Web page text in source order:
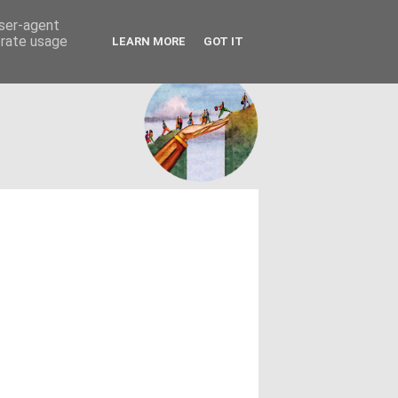
FACEBOOK
θεσμών - κοινωνίας
agent
usage
LEARN MORE GOT IT